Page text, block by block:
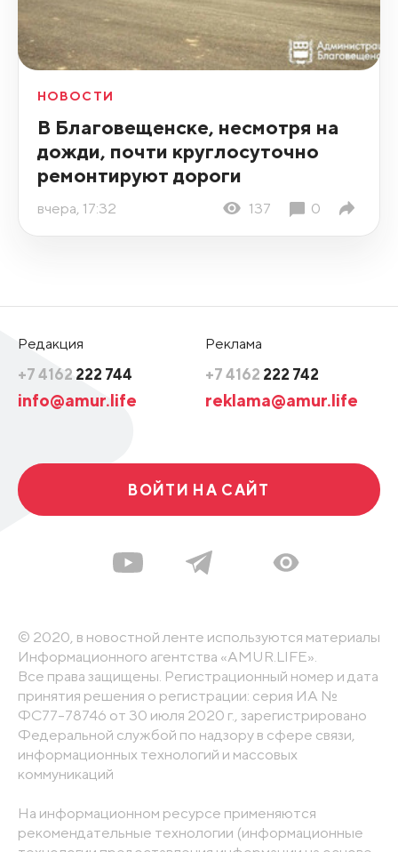
НОВОСТИ
В Благовещенске, несмотря на
дожди, почти круглосуточно
ремонтируют дороги
вчера, 17:32 137 0
Редакция
+7 4162 222 744
info@amur.life
Реклама
+7 4162 222 742
reklama@amur.life
ВОЙТИ НА САЙТ
© 2020, в новостной ленте используются материалы
Информационного агентства «AMUR.LIFE».
Все права защищены. Регистрационный номер и дата
принятия решения о регистрации: серия ИА №
ФС77-78746 от 30 июля 2020 г., зарегистрировано
Федеральной службой по надзору в сфере связи,
информационных технологий и массовых
коммуникаций
На информационном ресурсе применяются
рекомендательные технологии (информационные